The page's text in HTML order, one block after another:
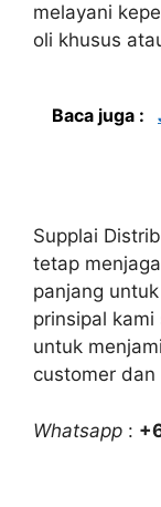
melayani
oli khusus
Baca juga :
Supplai
tetap
panjang
prinsipal
untuk
customer dan
Whatsapp :